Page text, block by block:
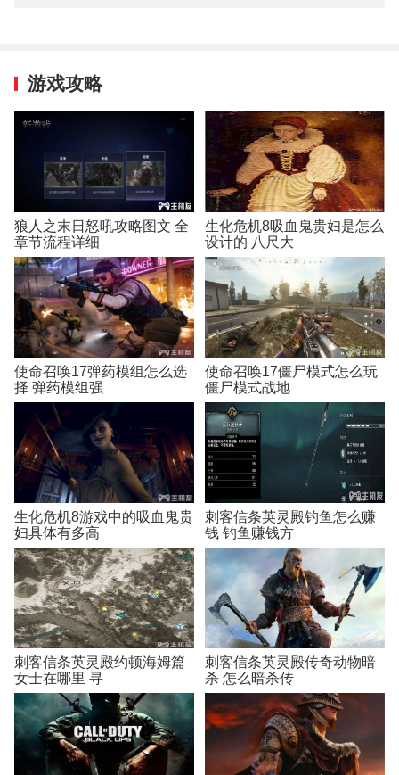
游戏攻略
狼人之末日怒吼攻略图文 全
章节流程详细
生化危机8吸血鬼贵妇是怎么
设计的 八尺大
使命召唤17弹药模组怎么选
择 弹药模组强
使命召唤17僵尸模式怎么玩
僵尸模式战地
生化危机8游戏中的吸血鬼贵
妇具体有多高
刺客信条英灵殿钓鱼怎么赚
钱 钓鱼赚钱方
刺客信条英灵殿约顿海姆篇
女士在哪里 寻
刺客信条英灵殿传奇动物暗
杀 怎么暗杀传